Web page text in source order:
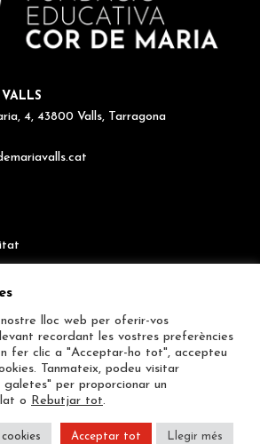
4, 43800 Valls, Tarragona
lloc web per oferir-vos
recordant les vostres preferències
fer clic a "Acceptar-ho tot", accepteu
Tanmateix, podeu visitar
per proporcionar un
o Rebutjar tot.
Acceptar tot Llegir més